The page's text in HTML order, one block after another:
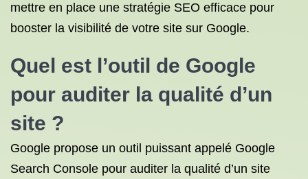
mettre en place une stratégie SEO efficace pour
booster la visibilité de votre site sur Google.
Quel est l’outil de Google
pour auditer la qualité d’un
site ?
Google propose un outil puissant appelé Google
Search Console pour auditer la qualité d’un site